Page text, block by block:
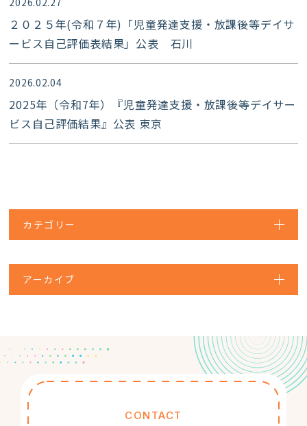
２０２５年(令和７年)「児童発達支援・放課後等デイサ
ービス自己評価表結果」公表 石川
2026.02.04
2025年（令和7年）『児童発達支援・放課後等デイサー
ビス自己評価結果』公表 東京
カテゴリー
アーカイブ
CONTACT